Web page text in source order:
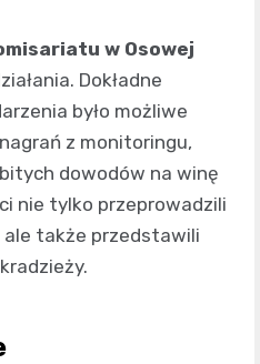
w Osowej
Dokładne
było możliwe
z monitoringu,
dowodów na winę
nie tylko przeprowadzili
także przedstawili